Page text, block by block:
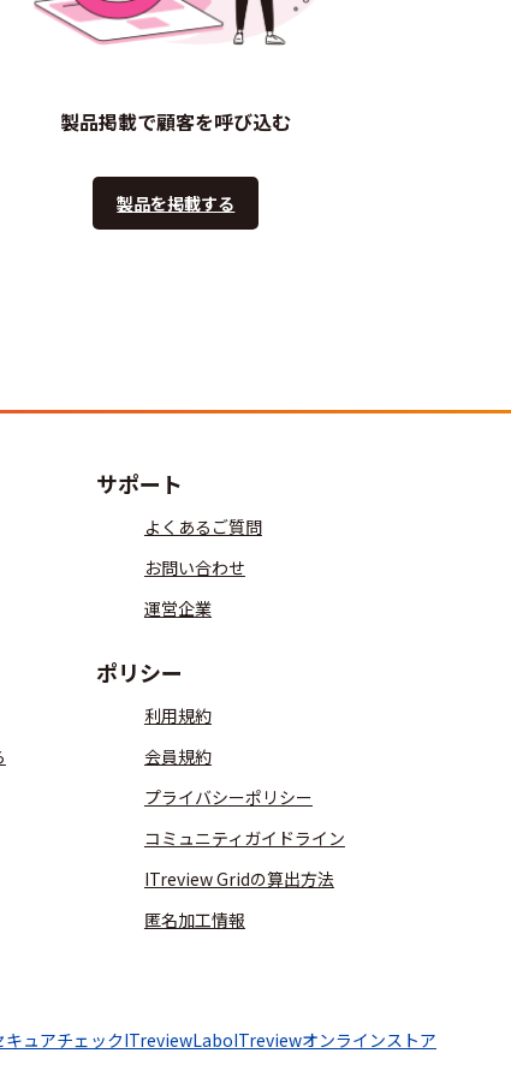
製品掲載で顧客を呼び込む
製品を掲載する
サポート
よくあるご質問
お問い合わせ
運営企業
ポリシー
利用規約
会員規約
プライバシーポリシー
コミュニティガイドライン
ITreview Gridの算出方法
匿名加工情報
キュアチェックITreviewLaboITreviewオンラインストア